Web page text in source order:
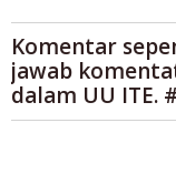
Komentar
jawab
dalam UU ITE.